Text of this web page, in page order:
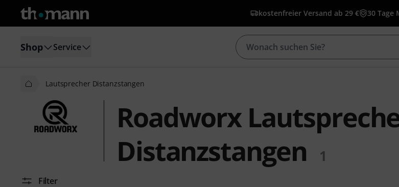
kostenfreier Versand ab 29 € 30 Tage
Shop Service
Lautsprecher Distanzstangen
Roadworx
Distanzstangen
1
Filter